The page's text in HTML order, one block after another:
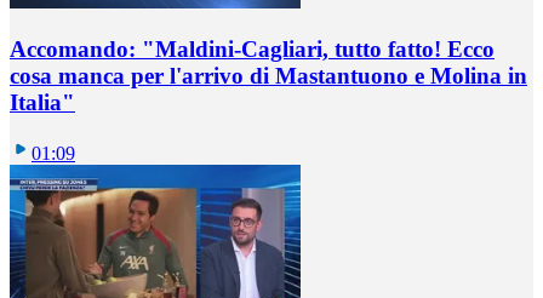
Accomando: "Maldini-Cagliari, tutto fatto! Ecco
cosa manca per l'arrivo di Mastantuono e Molina in
Italia"
01:09